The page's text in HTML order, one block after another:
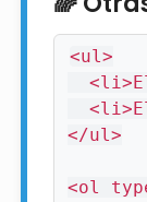
<ul>
  <li>Elemento A</li>
  <li>Elemento B</li>
</ul>
<ol